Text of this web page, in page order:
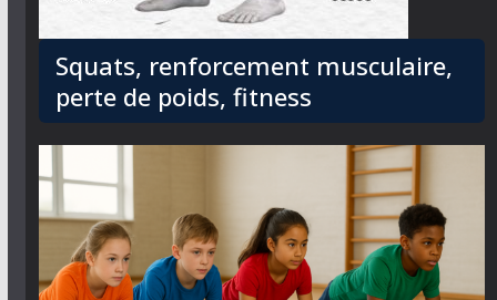
Squats, renforcement musculaire,
perte de poids, fitness